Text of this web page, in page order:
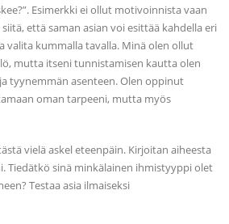
Esimerkki ei ollut motivoinnista vaan
että saman asian voi esittää kahdella eri
valita kummalla tavalla. Minä olen ollut
mutta itseni tunnistamisen kautta olen
tyynemmän asenteen. Olen oppinut
oman tarpeeni, mutta myös
vielä askel eteenpäin. Kirjoitan aiheesta
Tiedätkö sinä minkälainen ihmistyyppi olet
Testaa asia ilmaiseksi